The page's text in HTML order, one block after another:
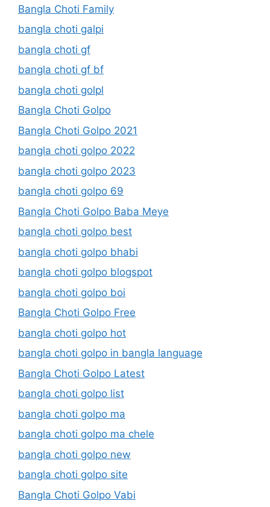
Bangla Choti Family
bangla choti galpi
bangla choti gf
bangla choti gf bf
bangla choti golpl
Bangla Choti Golpo
Bangla Choti Golpo 2021
bangla choti golpo 2022
bangla choti golpo 2023
bangla choti golpo 69
Bangla Choti Golpo Baba Meye
bangla choti golpo best
bangla choti golpo bhabi
bangla choti golpo blogspot
bangla choti golpo boi
Bangla Choti Golpo Free
bangla choti golpo hot
bangla choti golpo in bangla language
Bangla Choti Golpo Latest
bangla choti golpo list
bangla choti golpo ma
bangla choti golpo ma chele
bangla choti golpo new
bangla choti golpo site
Bangla Choti Golpo Vabi